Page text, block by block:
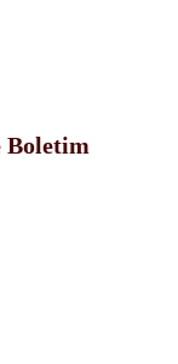
Boletim